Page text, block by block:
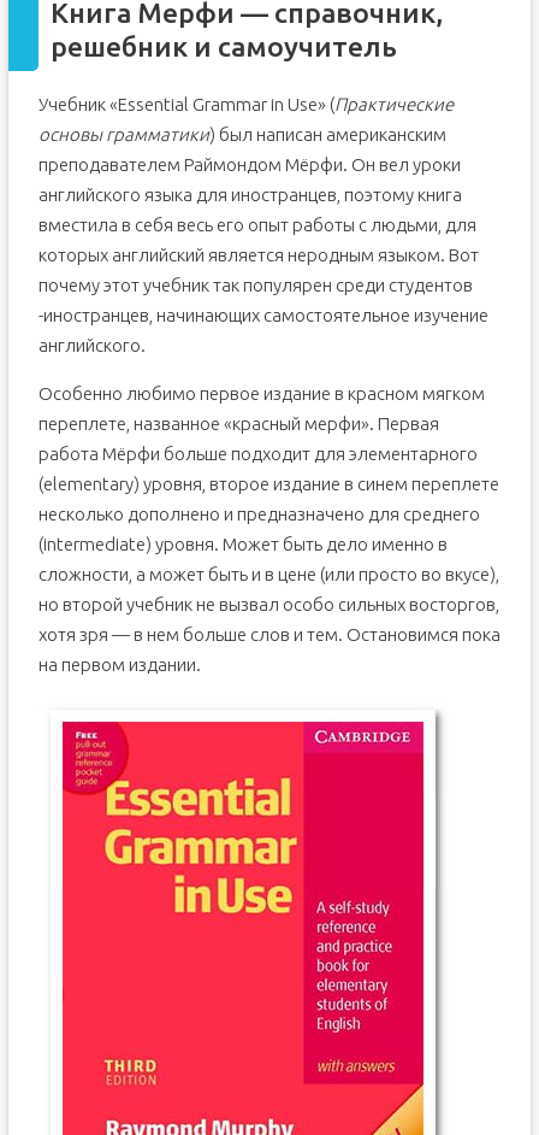
Книга Мерфи — справочник,
решебник и самоучитель
Учебник «Essential Grammar in Use» (Практические
основы грамматики) был написан американским
преподавателем Раймондом Мëрфи. Он вел уроки
английского языка для иностранцев, поэтому книга
вместила в себя весь его опыт работы с людьми, для
которых английский является неродным языком. Вот
почему этот учебник так популярен среди студентов
-иностранцев, начинающих самостоятельное изучение
английского.
Особенно любимо первое издание в красном мягком
переплете, названное «красный мерфи». Первая
работа Мëрфи больше подходит для элементарного
(elementary) уровня, второе издание в синем переплете
несколько дополнено и предназначено для среднего
(intermediate) уровня. Может быть дело именно в
сложности, а может быть и в цене (или просто во вкусе),
но второй учебник не вызвал особо сильных восторгов,
хотя зря — в нем больше слов и тем. Остановимся пока
на первом издании.